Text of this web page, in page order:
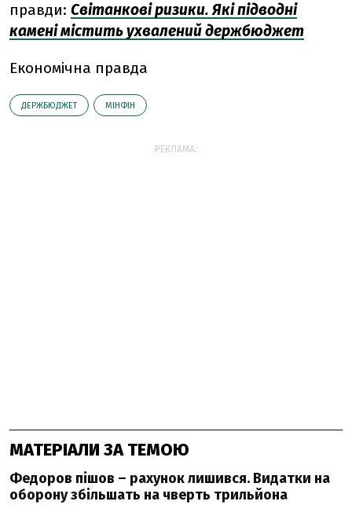
правди: Світанкові ризики. Які підводні
камені містить ухвалений держбюджет
Економічна правда
ДЕРЖБЮДЖЕТ МІНФІН
РЕКЛАМА:
МАТЕРІАЛИ ЗА ТЕМОЮ
Федоров пішов – рахунок лишився. Видатки на
оборону збільшать на чверть трильйона